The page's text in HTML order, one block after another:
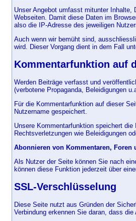
Unser Angebot umfasst mitunter Inhalte,
Webseiten. Damit diese Daten im
also die IP-Adresse des jeweiligen
Auch wenn wir bemüht sind,
wird. Dieser Vorgang dient in dem Fall
Kommentarfunktion auf
Werden Beiträge verfasst und
(verbotene Propaganda, Beleidigungen
Für die Kommentarfunktion auf dieser
Nutzername gespeichert.
Unsere Kommentarfunktion speichert
Rechtsverletzungen wie Beleidigungen
Abonnieren von Kommentaren, Foren
Als Nutzer der Seite können Sie nach
können diese Funktion jederzeit über
SSL-Verschlüsselung
Diese Seite nutzt aus Gründen der
Verbindung erkennen Sie daran, dass